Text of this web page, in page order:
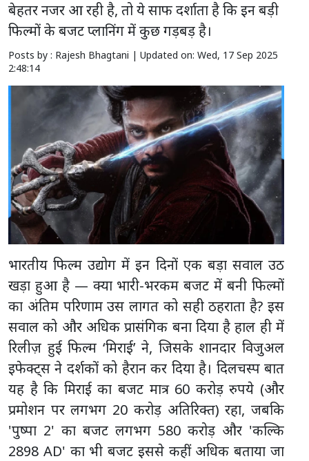
बेहतर नजर आ रही है, तो ये साफ दर्शाता है कि इन बड़ी
फिल्मों के बजट प्लानिंग में कुछ गड़बड़ है।
Posts by : Rajesh Bhagtani | Updated on: Wed, 17 Sep 2025
2:48:14
भारतीय फिल्म उद्योग में इन दिनों एक बड़ा सवाल उठ
खड़ा हुआ है — क्या भारी-भरकम बजट में बनी फिल्मों
का अंतिम परिणाम उस लागत को सही ठहराता है? इस
सवाल को और अधिक प्रासंगिक बना दिया है हाल ही में
रिलीज़ हुई फिल्म ‘मिराई’ ने, जिसके शानदार विजुअल
इफेक्ट्स ने दर्शकों को हैरान कर दिया है। दिलचस्प बात
यह है कि मिराई का बजट मात्र 60 करोड़ रुपये (और
प्रमोशन पर लगभग 20 करोड़ अतिरिक्त) रहा, जबकि
'पुष्पा 2' का बजट लगभग 580 करोड़ और 'कल्कि
2898 AD' का भी बजट इससे कहीं अधिक बताया जा